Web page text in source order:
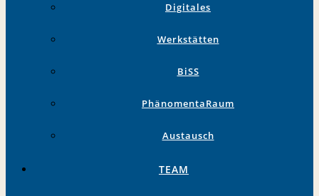
Digitales
Werkstätten
BiSS
PhänomentaRaum
Austausch
TEAM